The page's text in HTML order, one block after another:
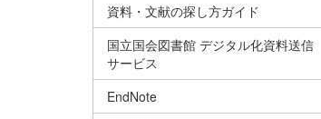
資料・文献の探し方ガイド
国立国会図書館 デジタル化資料送信
サービス
EndNote